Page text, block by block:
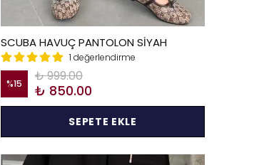
SCUBA HAVUÇ PANTOLON SİYAH
1 değerlendirme
%15 ₺ 999.00
₺ 850.00
SEPETE EKLE